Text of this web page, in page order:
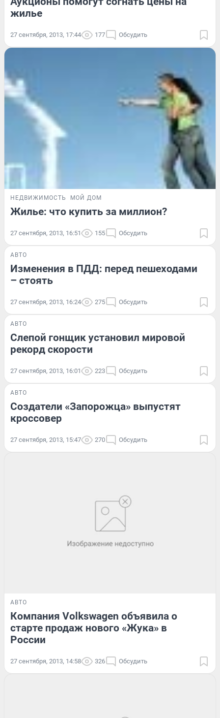
жилье
27 сентября, 2013, 17:44 177 Обсудить
НЕДВИЖИМОСТЬ МОЙ ДОМ
Жилье: что купить за миллион?
27 сентября, 2013, 16:51 155 Обсудить
АВТО
Изменения в ПДД: перед пешеходами
– стоять
27 сентября, 2013, 16:24 275 Обсудить
АВТО
Слепой гонщик установил мировой
рекорд скорости
27 сентября, 2013, 16:01 223 Обсудить
АВТО
Создатели «Запорожца» выпустят
кроссовер
27 сентября, 2013, 15:47 270 Обсудить
АВТО
Компания Volkswagen объявила о
старте продаж нового «Жука» в
России
27 сентября, 2013, 14:58 326 Обсудить